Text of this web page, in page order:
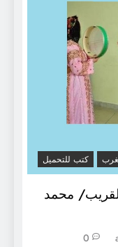
كتب للتحميل
محمد
0